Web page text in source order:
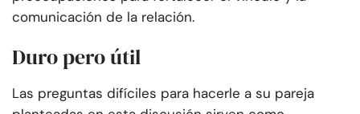
comunicación de la relación.
Duro pero útil
Las preguntas difíciles para hacerle a su pareja